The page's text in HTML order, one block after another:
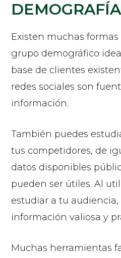
Existen muchas
grupo demográfico
base de clientes
redes sociales son
información.
También puedes
tus competidores, de
datos disponibles
pueden ser útiles. Al
estudiar a tu
información valiosa y
Muchas herramientas